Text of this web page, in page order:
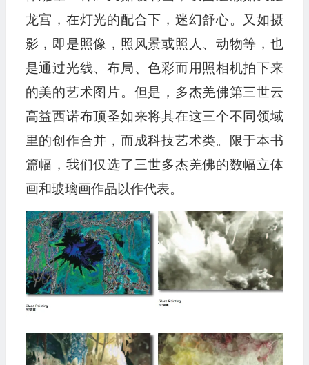
龙宫，在灯光的配合下，迷幻舒心。又如摄
影，即是照像，照风景或照人、动物等，也
是通过光线、布局、色彩而用照相机拍下来
的美的艺术图片。但是，多杰羌佛第三世云
高益西诺布顶圣如来将其在这三个不同领域
里的创作合并，而成科技艺术类。限于本书
篇幅，我们仅选了三世多杰羌佛的数幅立体
画和玻璃画作品以作代表。